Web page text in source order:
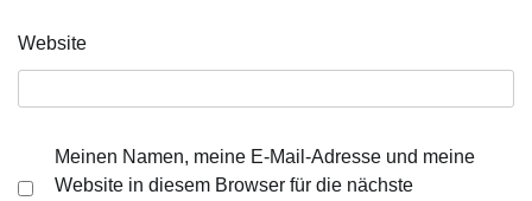
Website
Meinen Namen, meine E-Mail-Adresse und meine
Website in diesem Browser für die nächste